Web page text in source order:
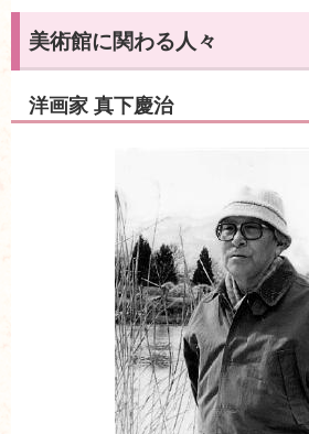
美術館に関わる人々
洋画家 真下慶治